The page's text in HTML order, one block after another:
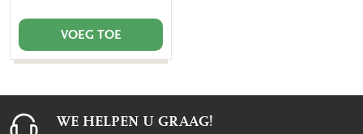
VOEG TOE
WE HELPEN U GRAAG!